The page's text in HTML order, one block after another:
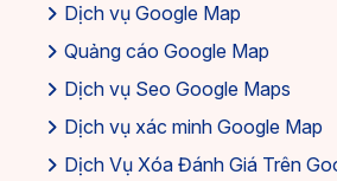
Dịch vụ Google Map
Quảng cáo Google Map
Dịch vụ Seo Google Maps
Dịch vụ xác minh Google Map
Dịch Vụ Xóa Đánh Giá Trên